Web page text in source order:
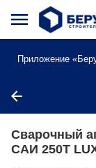
Приложение
Сварочный
САИ 250Т